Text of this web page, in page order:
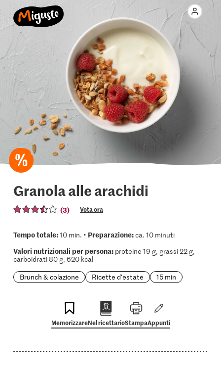
Granola alle arachidi
(3) Vota ora
Tempo totale:10 min. • Preparazione:ca. 10 minuti
Valori nutrizionali per persona:proteine 19 g, grassi 22 g,
carboidrati 80 g, 620 kcal
Brunch & colazione
Ricette d'estate 15 min
MemorizzareNel ricettarioStampaAppunti